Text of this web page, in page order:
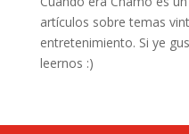
artículos sobre temas
entretenimiento. Si ye
leernos :)